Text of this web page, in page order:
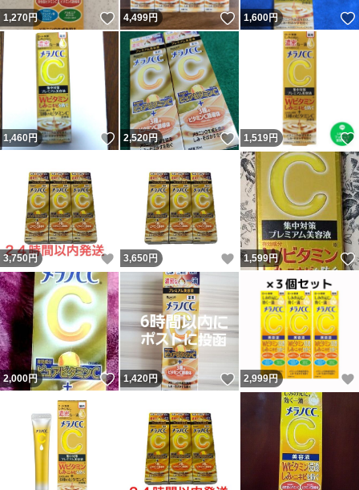
1,270円 いいね！
4,499円 いいね！
1,600円
1,460円 いいね！
2,520円 いいね！
1,519円
3,750 円 いいね！
3,650 円 いいね！
1,599円
2,000円 いいね！
1,420円 いいね！
2,999円